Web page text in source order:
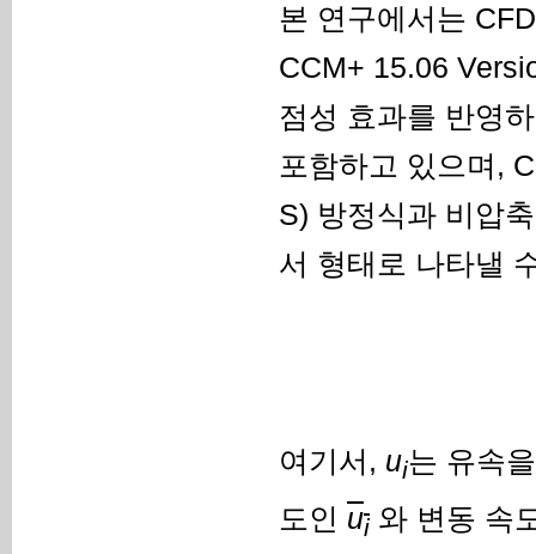
본 연구에서는
CCM+ 15.06
점성 효과를 반영
포함하고 있으며,
S) 방정식과 비압
서 형태로 나타낼
여기서, ui는 유속
도인 ui 와 변동 속